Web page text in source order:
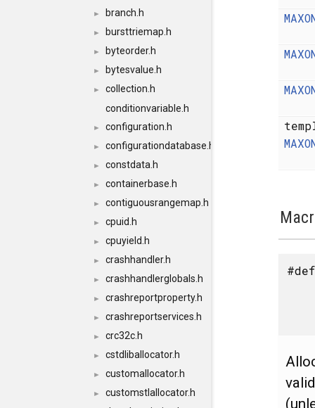
► branch.h
► bursttriemap.h
► byteorder.h
► bytesvalue.h
►
collection.h
conditionvariable.h
► configuration.h
► configurationdatabase.h
► constdata.h
► containerbase.h
► contiguousrangemap.h
► cpuid.h
► cpuyield.h
► crashhandler.h
► crashhandlerglobals.h
► crashreportproperty.h
► crashreportservices.h
► crc32c.h
► cstdliballocator.h
► customallocator.h
►
customstlallocator.h